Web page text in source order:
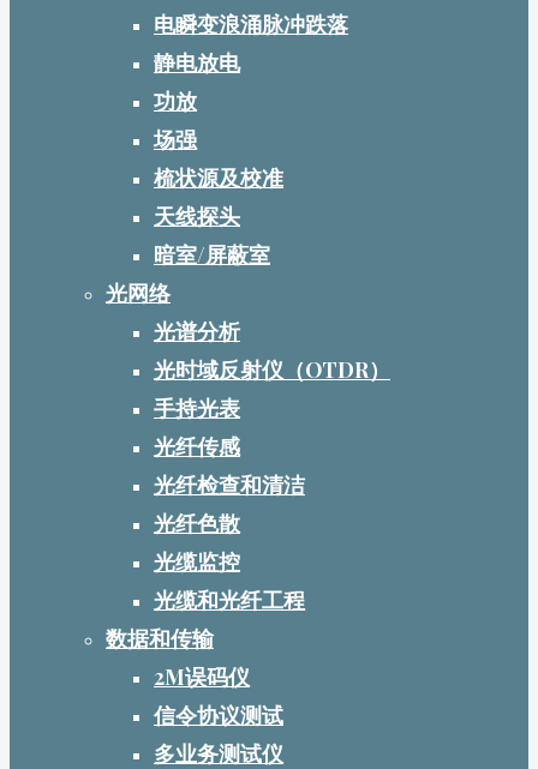
电瞬变浪涌脉冲跌落
静电放电
功放
场强
梳状源及校准
天线探头
暗室/屏蔽室
光网络
光谱分析
光时域反射仪（OTDR）
手持光表
光纤传感
光纤检查和清洁
光纤色散
光缆监控
光缆和光纤工程
数据和传输
2M误码仪
信令协议测试
多业务测试仪